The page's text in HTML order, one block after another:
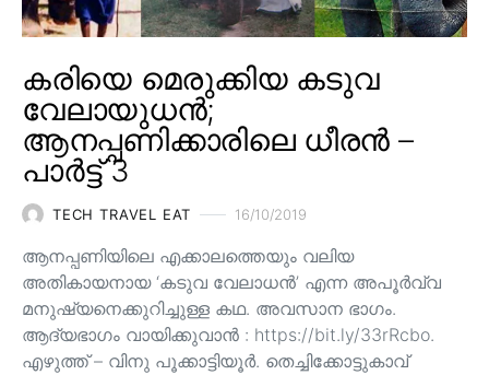
കരിയെ മെരുക്കിയ കടുവ
വേലായുധൻ;
ആനപ്പണിക്കാരിലെ ധീരൻ –
പാർട്ട് 3
TECH TRAVEL EAT 16/10/2019
ആനപ്പണിയിലെ എക്കാലത്തെയും വലിയ
അതികായനായ ‘കടുവ വേലാധൻ’ എന്ന അപൂർവ്വ
മനുഷ്യനെക്കുറിച്ചുള്ള കഥ. അവസാന ഭാഗം.
ആദ്യഭാഗം വായിക്കുവാൻ : https://bit.ly/33rRcbo.
എഴുത്ത് – വിനു പൂക്കാട്ടിയൂർ. തെച്ചിക്കോട്ടുകാവ്